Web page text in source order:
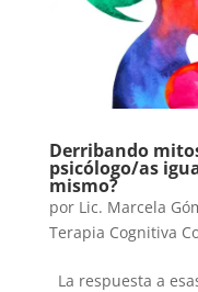
Derribando
psicólogo/as
mismo?
por Lic. Marcela
Terapia Cognitiva
La respuesta a